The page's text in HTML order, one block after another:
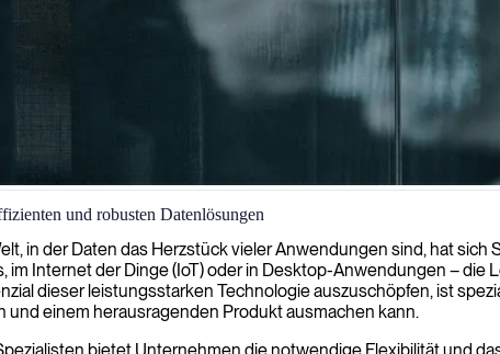
Ihnen beim Aufbau leichtgewichtiger, serverloser und
sind.
und robusten Datenlösungen
in der Daten das Herzstück vieler Anwendungen sind, hat
im Internet der Dinge (IoT) oder in Desktop-Anwendungen –
dieser leistungsstarken Technologie auszuschöpfen, ist
einem herausragenden Produkt ausmachen kann.
bietet Unternehmen die notwendige Flexibilität und